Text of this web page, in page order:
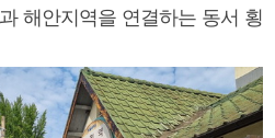
해안지역을 연결하는 동서 횡